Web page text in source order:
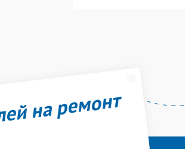
на ремонт